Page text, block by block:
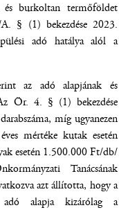
burkoltan termőföldet
§ (1) bekezdése 2023.
adó hatálya alól a
az adó alapjának és
Ör. 4. § (1) bekezdése
míg ugyanezen
mértéke kutak esetén
esetén 1.500.000 Ft/db/
Tanácsának
azt állította, hogy a
alapja kizárólag a